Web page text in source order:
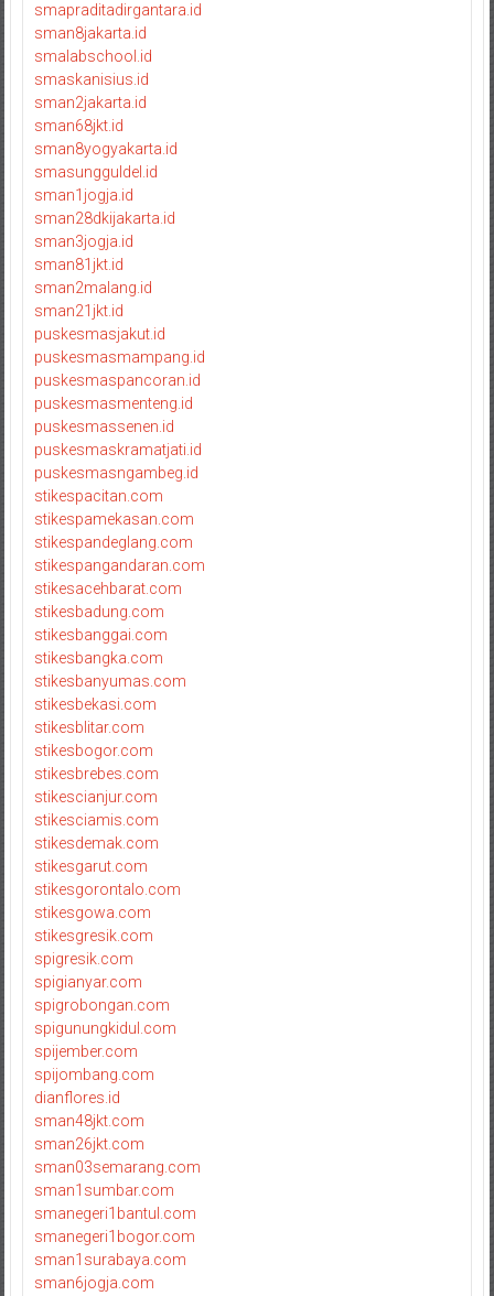
smapraditadirgantara.id
sman8jakarta.id
smalabschool.id
smaskanisius.id
sman2jakarta.id
sman68jkt.id
sman8yogyakarta.id
smasungguldel.id
sman1jogja.id
sman28dkijakarta.id
sman3jogja.id
sman81jkt.id
sman2malang.id
sman21jkt.id
puskesmasjakut.id
puskesmasmampang.id
puskesmaspancoran.id
puskesmasmenteng.id
puskesmassenen.id
puskesmaskramatjati.id
puskesmasngambeg.id
stikespacitan.com
stikespamekasan.com
stikespandeglang.com
stikespangandaran.com
stikesacehbarat.com
stikesbadung.com
stikesbanggai.com
stikesbangka.com
stikesbanyumas.com
stikesbekasi.com
stikesblitar.com
stikesbogor.com
stikesbrebes.com
stikescianjur.com
stikesciamis.com
stikesdemak.com
stikesgarut.com
stikesgorontalo.com
stikesgowa.com
stikesgresik.com
spigresik.com
spigianyar.com
spigrobongan.com
spigunungkidul.com
spijember.com
spijombang.com
dianflores.id
sman48jkt.com
sman26jkt.com
sman03semarang.com
sman1sumbar.com
smanegeri1bantul.com
smanegeri1bogor.com
sman1surabaya.com
sman6jogja.com